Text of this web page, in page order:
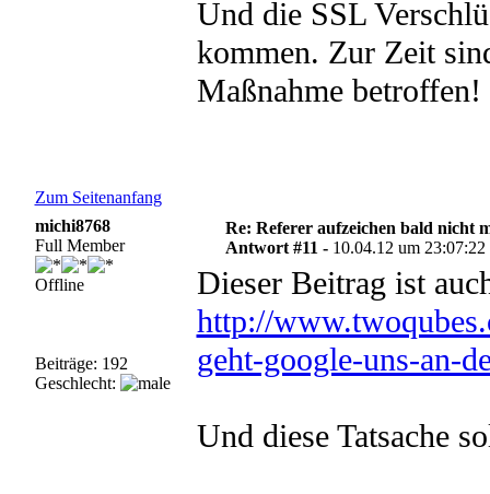
Und die SSL
kommen. Zur Zeit
Maßnahme betroffen!
Zum Seitenanfang
michi8768
Full Member
Offline
Beiträge: 192
Geschlecht:
Re: Referer aufzeichen bald nicht
Antwort #11 - 10.04.12 um 23:07:22
Dieser Beitrag ist
http://
geht-google-uns-an-
Und diese Tatsache